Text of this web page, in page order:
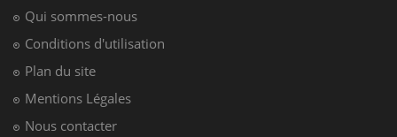
Qui sommes-nous
Conditions d'utilisation
Plan du site
Mentions Légales
Nous contacter